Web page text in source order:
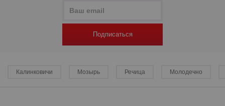
Подписаться
Калинковичи Мозырь Речица Молодечно